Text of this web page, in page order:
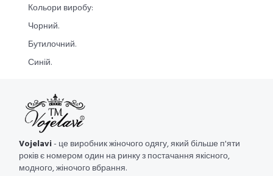
Кольори виробу:
Чорний.
Бутилочний.
Синій.
Vojelavi- це виробник жіночого одягу, який більше п'яти
років є номером один на ринку з постачання якісного,
модного, жіночого вбрання.